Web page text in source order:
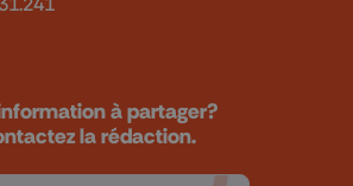
à partager?
la rédaction.